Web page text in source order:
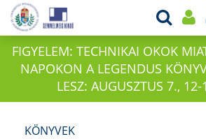
FIGYELEM: TECHNIKAI OKOK
NAPOKON A LEGENDUS
LESZ: AUGUSZTUS 7.,
KÖNYVEK